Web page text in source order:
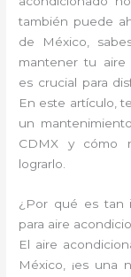
también puede
de México,
mantener tu aire
es crucial para
En este artículo,
un
CDMX y cómo
lograrlo.
¿Por qué es tan
para aire
El aire
México, ¡es una